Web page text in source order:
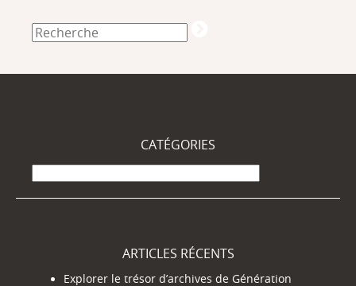
CATÉGORIES
Catégories
ARTICLES RÉCENTS
Explorer le trésor d’archives de Génération